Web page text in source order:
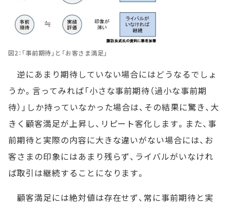
図2：「事前期待」と「お客さま満足」
逆にあまり期待していない場合にはどうなるでしょ
うか。言ってみれば「小さな事前期待（過小な事前期
待）」しか持っていなかった場合は、その結果に驚き、大
きく顧客満足が上昇し、リピート客化します。また、事
前期待と実際の内容に大きな違いがない場合には、お
客さまの印象にはあまり残らず、ライバルがいなけれ
ば取引は継続することになります。
顧客満足には絶対値は存在せず、常に事前期待と実